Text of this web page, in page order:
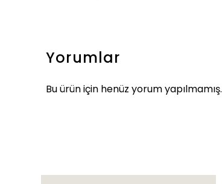
Yorumlar
Bu ürün için henüz yorum yapılmamış.